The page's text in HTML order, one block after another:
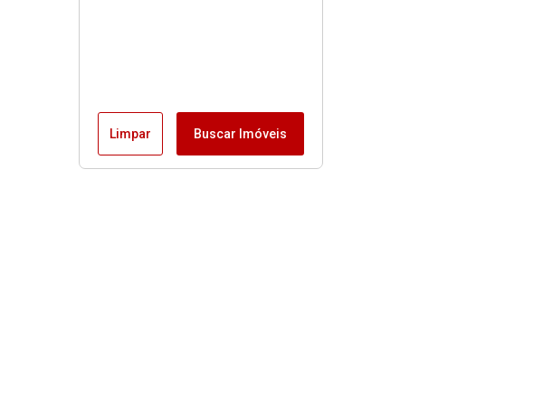
Limpar Buscar Imóveis